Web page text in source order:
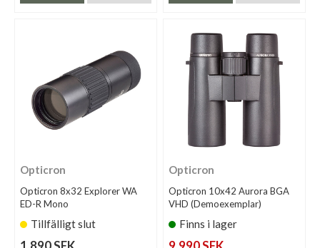
Opticron
Opticron 8x32 Explorer WA
ED-R Mono
Tillfälligt slut
Opticron
Opticron 10x42 Aurora BGA
VHD (Demoexemplar)
Finns i lager